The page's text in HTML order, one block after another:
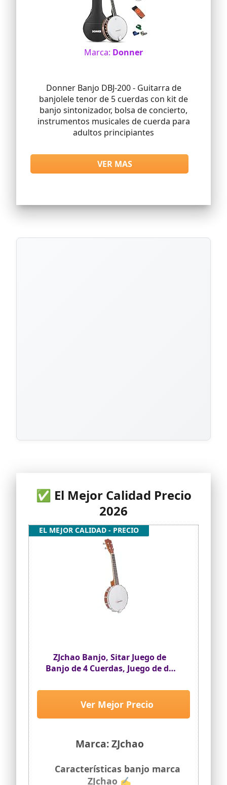
Marca: Donner
Donner Banjo DBJ-200 - Guitarra de
banjolele tenor de 5 cuerdas con kit de
banjo sintonizador, bolsa de concierto,
instrumentos musicales de cuerda para
adultos principiantes
VER MAS
✅ El Mejor Calidad Precio
2026
ZJchao Banjo, Sitar Juego de
Banjo de 4 Cuerdas, Juego de de
Instrumentos de Cuerda
Versátiles para Amantes de la
Música
Marca: ZJchao
Ver Mejor Precio
EL MEJOR CALIDAD - PRECIO
Características banjo marca
ZJchao ✍